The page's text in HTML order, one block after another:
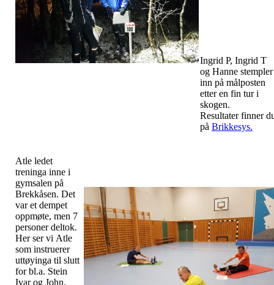
Ingrid P, Ingrid T
og Hanne stempler
inn på målposten
etter en fin tur i
skogen.
Resultater finner
på Brikkesys.
Atle ledet
treninga inne i
gymsalen på
Brekkåsen. Det
var et dempet
oppmøte, men 7
personer deltok.
Her ser vi Atle
som instruerer
uttøyinga til slutt
for bl.a. Stein
Ivar og John.